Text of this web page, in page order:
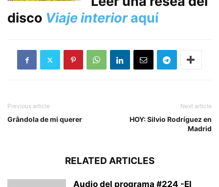
disco Viaje interior aquí
Previous article
Grândola de mi querer
Next article
HOY: Silvio Rodríguez en
Madrid
RELATED ARTICLES
Audio del programa #224 -El